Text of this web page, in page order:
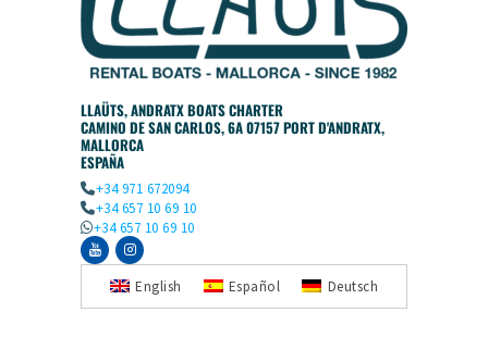
LLAÜTS, ANDRATX BOATS CHARTER
CAMINO DE SAN CARLOS, 6A 07157 PORT D'ANDRATX,
MALLORCA
ESPAÑA
+34 971 672094
+34 657 10 69 10
+34 657 10 69 10
English Español Deutsch